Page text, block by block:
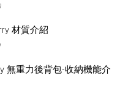
材質介紹
無重力後背包-收納機能介